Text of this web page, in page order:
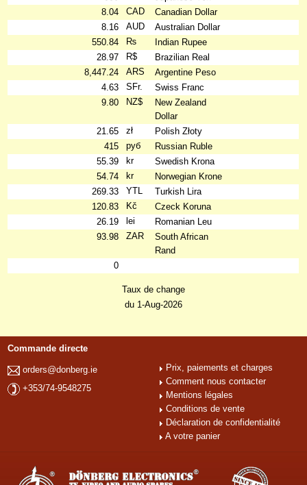
8.04
CAD
Canadian Dollar
8.16
AUD
Australian Dollar
550.84
₨
Indian Rupee
28.97
R$
Brazilian Real
8,447.24
ARS
Argentine Peso
4.63
SFr.
Swiss Franc
9.80
NZ$
New Zealand
Dollar
21.65
zł
Polish Złoty
415
руб
Russian Ruble
55.39
kr
Swedish Krona
54.74
kr
Norwegian Krone
269.33
YTL
Turkish Lira
120.83
Kč
Czeck Koruna
26.19
lei
Romanian Leu
93.98
ZAR
South African
Rand
0
Taux de change
du 1-Aug-2026
Commande directe
orders@donberg.ie
+353/74-9548275
Prix, paiements et charges
Comment nous contacter
Mentions légales
Conditions de vente
Déclaration de confidentialité
A votre panier